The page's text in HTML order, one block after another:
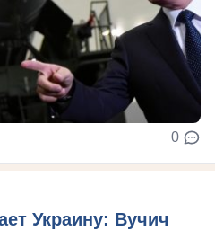
0
Украину: Вучич